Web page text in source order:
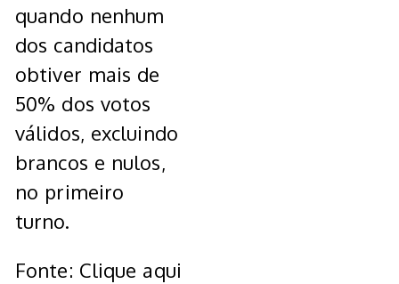
quando nenhum
dos candidatos
obtiver mais de
50% dos votos
válidos, excluindo
brancos e nulos,
no primeiro
turno.
Fonte: Clique aqui